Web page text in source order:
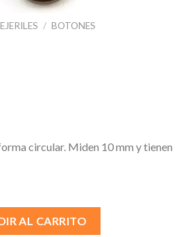
/ BOTONES
circular. Miden 10 mm y tienen
AL CARRITO